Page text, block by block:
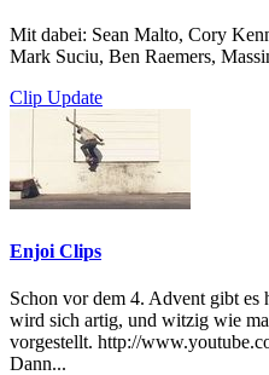
Mit dabei: Sean Malto, Cory
Mark Suciu, Ben Raemers,
Clip Update
Enjoi Clips
Schon vor dem 4. Advent gibt es
wird sich artig, und witzig wie
vorgestellt. http://
Dann...